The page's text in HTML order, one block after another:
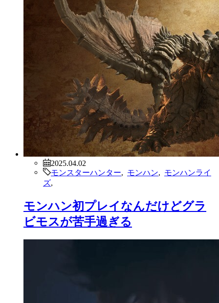
2025.04.02
モンスターハンター
モンハン
モンハンライ
ズ
モンハン初プレイなんだけどグラ
ビモスが苦手過ぎる